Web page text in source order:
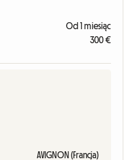
Od 1 miesiąc
300 €
AVIGNON (Francja)